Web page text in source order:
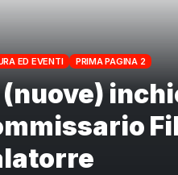
ED EVENTI PRIMA PAGINA 2
(nuove)